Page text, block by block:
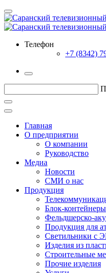
Телефон
+7 (8342)
Главная
О предприятии
О компании
Руководство
Медиа
Новости
СМИ о нас
Продукция
Блок-контейнеры
Фельдшерско-
Продукция для
Светильники с
Изделия из
Строительные
Прочие изделия